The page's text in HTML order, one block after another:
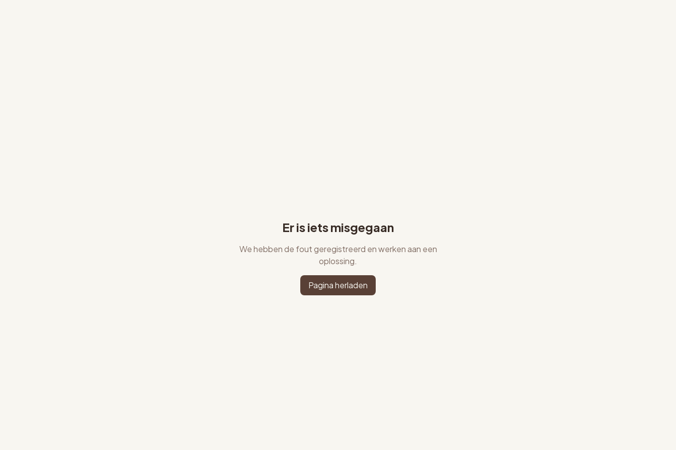
Er is iets misgegaan
We hebben de fout geregistreerd en werken aan een
oplossing.
Pagina herladen